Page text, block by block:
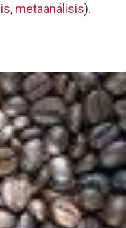
, metaanálisis).